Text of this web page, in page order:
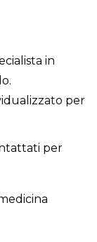
in
per
per